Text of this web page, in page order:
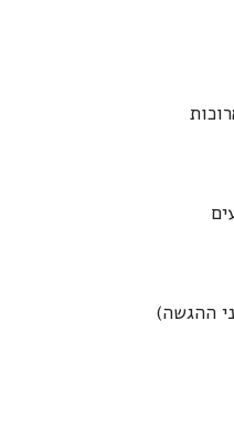
ההגשה)